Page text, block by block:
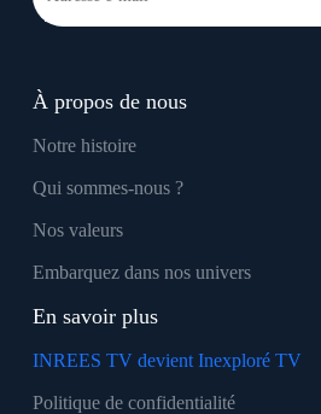
À propos de nous
Notre histoire
Qui sommes-nous ?
Nos valeurs
Embarquez dans nos univers
En savoir plus
INREES TV devient Inexploré TV
Politique de confidentialité